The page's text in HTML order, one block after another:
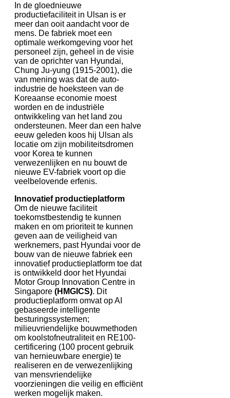
In de gloednieuwe
productiefaciliteit in Ulsan is er
meer dan ooit aandacht voor de
mens. De fabriek moet een
optimale werkomgeving voor het
personeel zijn, geheel in de visie
van de oprichter van Hyundai,
Chung Ju-yung (1915-2001), die
van mening was dat de auto-
industrie de hoeksteen van de
Koreaanse economie moest
worden en de industriële
ontwikkeling van het land zou
ondersteunen. Meer dan een halve
eeuw geleden koos hij Ulsan als
locatie om zijn mobiliteitsdromen
voor Korea te kunnen
verwezenlijken en nu bouwt de
nieuwe EV-fabriek voort op die
veelbelovende erfenis.
Innovatief productieplatform
Om de nieuwe faciliteit
toekomstbestendig te kunnen
maken en om prioriteit te kunnen
geven aan de veiligheid van
werknemers, past Hyundai voor de
bouw van de nieuwe fabriek een
innovatief productieplatform toe dat
is ontwikkeld door het Hyundai
Motor Group Innovation Centre in
Singapore (HMGICS). Dit
productieplatform omvat op AI
gebaseerde intelligente
besturingssystemen;
milieuvriendelijke bouwmethoden
om koolstofneutraliteit en RE100-
certificering (100 procent gebruik
van hernieuwbare energie) te
realiseren en de verwezenlijking
van mensvriendelijke
voorzieningen die veilig en efficiënt
werken mogelijk maken.